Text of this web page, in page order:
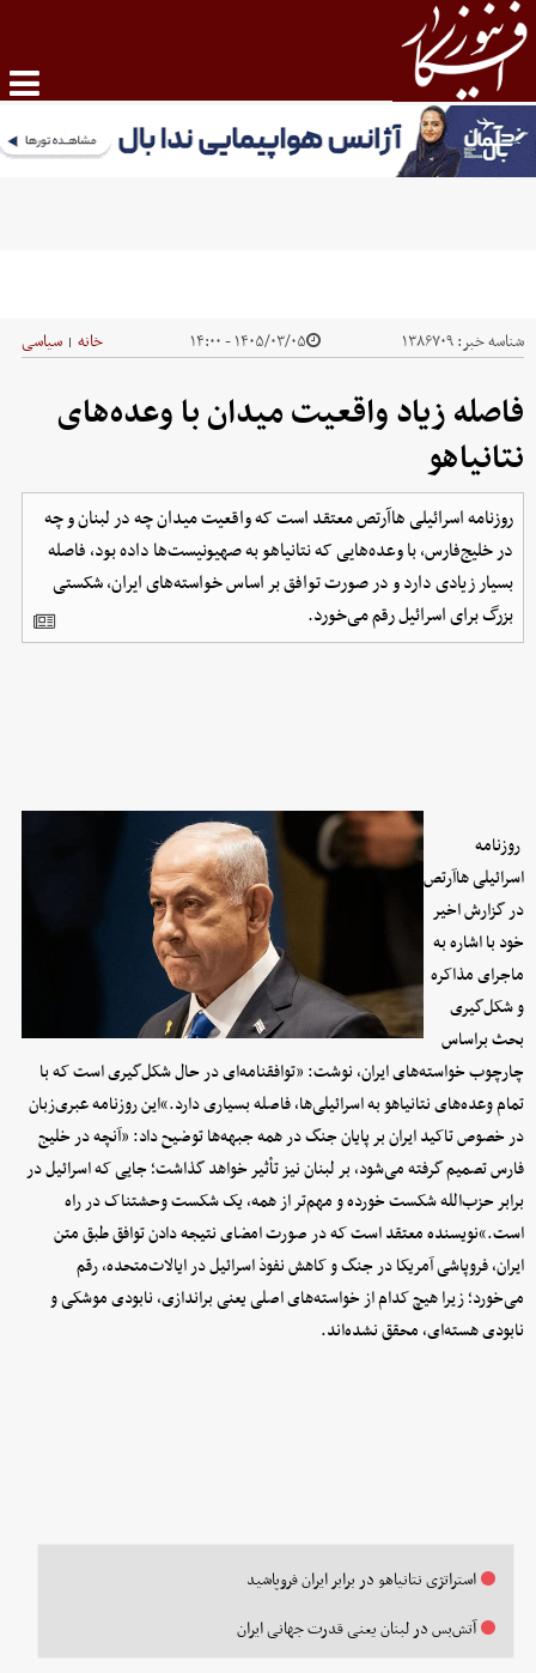
شناسه خبر:۱۳۸۶۷۰۹ ۱۴۰۵/۰۳/۰۵ - ۱۴:۰۰ خانه | سیاسی
فاصله زیاد واقعیت میدان با وعده‌های
نتانیاهو
روزنامه اسرائیلی هاآرتص معتقد است که واقعیت میدان چه در لبنان و چه
در خلیج‌فارس، با وعده‌هایی که نتانیاهو به صهیونیست‌ها داده بود، فاصله
بسیار زیادی دارد و در صورت توافق بر اساس خواسته‌های ایران، شکستی
بزرگ برای اسرائیل رقم می‌خورد.
روزنامه
اسرائیلی هاآرتص
در گزارش اخیر
خود با اشاره به
ماجرای مذاکره
و شکل‌گیری
بحث براساس
چارچوب خواسته‌های ایران، نوشت:‌ «توافقنامه‌ای در حال شکل‌گیری است که با
تمام وعده‌های نتانیاهو به اسرائیلی‌ها، فاصله بسیاری دارد.»این روزنامه عبری‌زبان
در خصوص تاکید ایران بر پایان جنگ در همه جبهه‌ها توضیح داد: «آنچه در خلیج
فارس تصمیم گرفته می‌شود، بر لبنان نیز تأثیر خواهد گذاشت؛ جایی که اسرائیل در
برابر حزب‌الله شکست خورده و مهم‌تر از همه، یک شکست وحشتناک در راه
است.»نویسنده معتقد است که در صورت امضای نتیجه دادن توافق طبق متن
ایران، فروپاشی آمریکا در جنگ و کاهش نفوذ اسرائیل در ایالات‌متحده، رقم
می‌خورد؛ زیرا هیچ کدام از خواسته‌های اصلی یعنی براندازی، نابودی موشکی و
نابودی هسته‌ای، محقق نشده‌اند.
استراتژی نتانیاهو در برابر ایران فروپاشید
آتش‌بس در لبنان یعنی قدرت جهانی ایران